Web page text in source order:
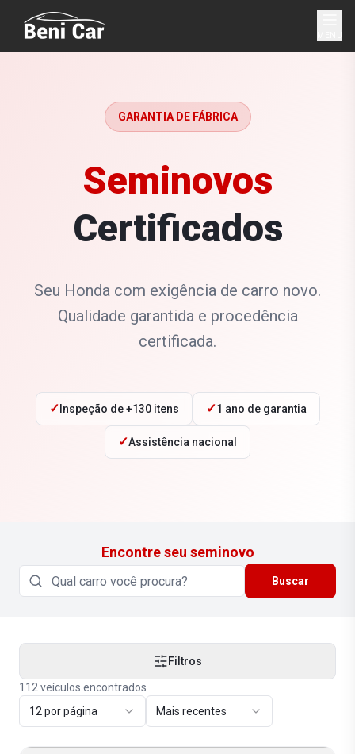
GARANTIA DE FÁBRICA
Seminovos
Certificados
Seu Honda com exigência de carro novo.
Qualidade garantida e procedência
certificada.
✓ Inspeção de +130 itens ✓1 ano de garantia
✓Assistência nacional
Encontre seu seminovo
Buscar
Filtros
112 veículos encontrados
12 por página
Mais recentes